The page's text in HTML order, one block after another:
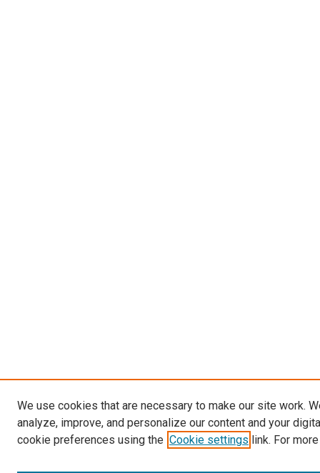
We use cookies that are necessary to make our site work.
analyze, improve, and personalize our content and your
cookie preferences using the Cookie settings link. For